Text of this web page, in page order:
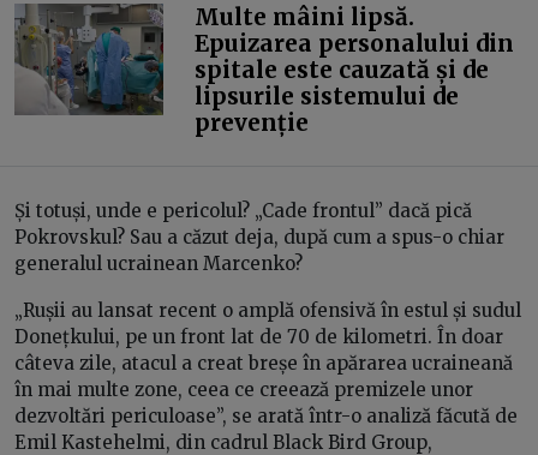
Multe mâini lipsă.
Epuizarea personalului din
spitale este cauzată și de
lipsurile sistemului de
prevenție
Și totuși, unde e pericolul? „Cade frontul” dacă pică
Pokrovskul? Sau a căzut deja, după cum a spus-o chiar
generalul ucrainean Marcenko?
„Rușii au lansat recent o amplă ofensivă în estul și sudul
Donețkului, pe un front lat de 70 de kilometri. În doar
câteva zile, atacul a creat breșe în apărarea ucraineană
în mai multe zone, ceea ce creează premizele unor
dezvoltări periculoase”, se arată într-o analiză făcută de
Emil Kastehelmi, din cadrul Black Bird Group,